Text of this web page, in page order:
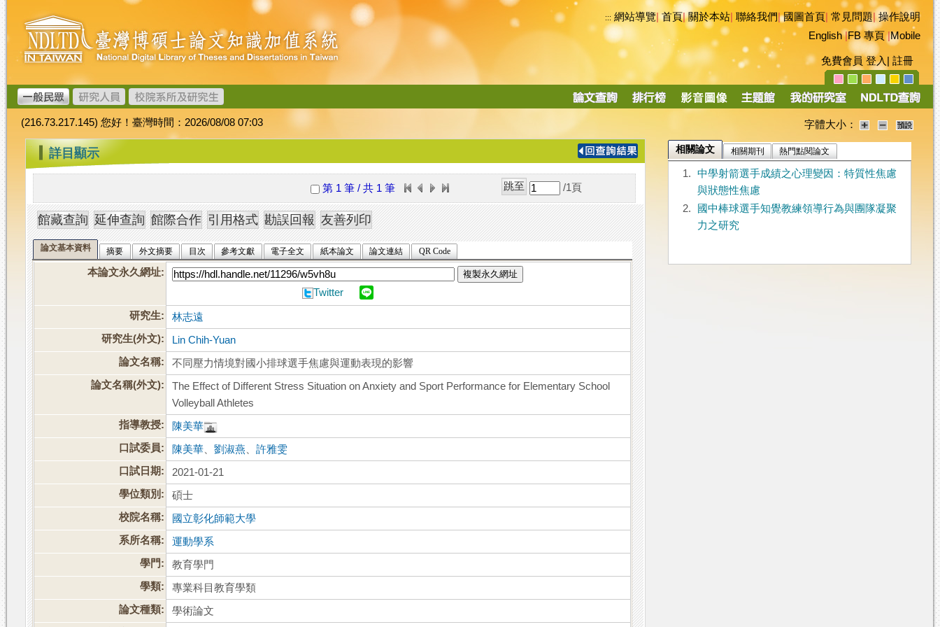
跳
到
主
要
內
容
臺
灣
博
碩
士
論
文
加
值
系
統
::: 網站導覽|首頁|關於本站 聯絡我們|國圖首頁 常見問題|操作說明
English|FB 專頁|Mobile
免費會員 登入 註冊
導
(216.73.217.145) 您好！臺灣時間：2026/08/08 07:03 字體大小：
::: 詳目顯示
第 1 筆 / 共 1 筆 /1 頁
論文基本資料 摘要 外文摘要 目次 參考文獻 電子全文 紙本論文 論文連結 QR Code
本論文永久網址: 複製永久網址
Twitter
研究生:
林志遠
研究生(外文):
Lin Chih-Yuan
論文名稱:
不同壓力情境對國小排球選手焦慮與運動表現的影響
論文名稱(外文):
The Effect of Different Stress Situation on Anxiety and Sport Performance for Elementary School
Volleyball Athletes
指導教授:
陳美華
口試委員:
陳美華 、劉淑燕 、許雅雯
口試日期:
2021-01-21
學位類別:
碩士
校院名稱:
國立彰化師範大學
系所名稱:
運動學系
學門:
教育學門
學類:
專業科目教育學類
論文種類:
學術論文
相關論文 相關期刊 熱門點閱論文
1.
中學射箭選手成績之心理變因：特質性焦慮
與狀態性焦慮
2.
國中棒球選手知覺教練領導行為與團隊凝聚
力之研究